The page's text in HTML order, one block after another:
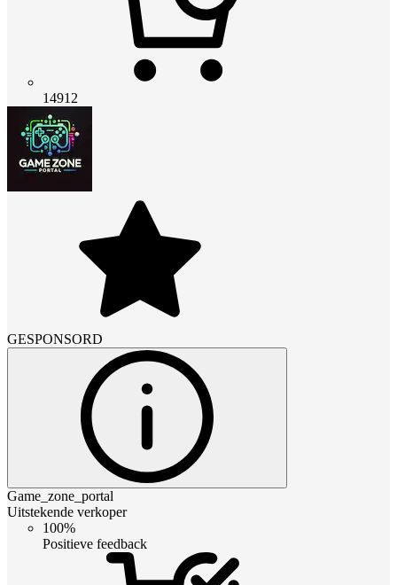
14912
GESPONSORD
Game_zone_portal
Uitstekende verkoper
100%
Positieve feedback